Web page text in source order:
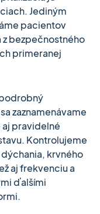
Jediným
pacientov
bezpečnostného
primeranej
zaznamenávame
pravidelné
Kontrolujeme
krvného
aj frekvenciu a
ďalšími